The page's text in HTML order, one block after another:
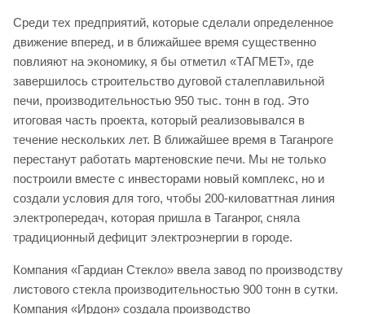
Среди тех предприятий, которые сделали определенное
движение вперед, и в ближайшее время существенно
повлияют на экономику, я бы отметил «ТАГМЕТ», где
завершилось строительство дуговой сталеплавильной
печи, производительностью 950 тыс. тонн в год. Это
итоговая часть проекта, который реализовывался в
течение нескольких лет. В ближайшее время в Таганроге
перестанут работать мартеновские печи. Мы не только
построили вместе с инвесторами новый комплекс, но и
создали условия для того, чтобы 200-киловаттная линия
электропередач, которая пришла в Таганрог, сняла
традиционный дефицит электроэнергии в городе.
Компания «Гардиан Стекло» ввела завод по производству
листового стекла производительностью 900 тонн в сутки.
Компания «Ирдон» создала производство